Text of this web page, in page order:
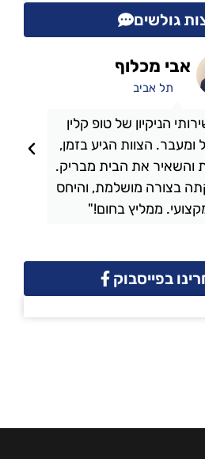
גולשים
הניקיון של טופ קלין
ומעבר. הצוות הגיע בזמן,
והשאיר את הבית מבריק.
בצורה מושלמת, והיחס
ממליץ בחום!"
אבי מכלוף
תל אביב
בפייסבוק